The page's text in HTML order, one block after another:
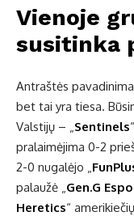
Vienoje
susitinka
Antraštės
bet tai yra tiesa.
Valstijų – „ Sentinels
pralaimėjima 0-2 prieš
2-0 nugalėjo „
palaužė „ Gen.G
Heretics“